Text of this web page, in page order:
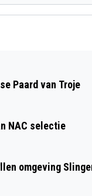
Paard van Troje
NAC selectie
omgeving